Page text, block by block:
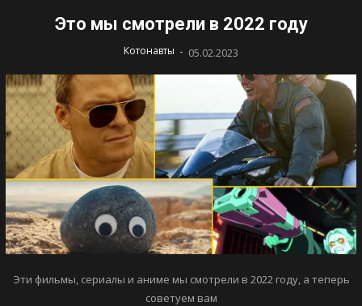
Это мы смотрели в 2022 году
Котонавты - 05.02.2023
Эти фильмы, сериалы и аниме мы смотрели в 2022 году, а теперь
советуем вам